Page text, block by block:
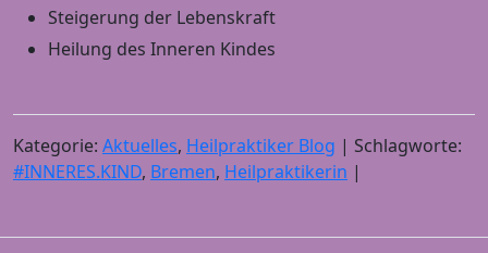
Steigerung der Lebenskraft
Heilung des Inneren Kindes
Kategorie: Aktuelles, Heilpraktiker Blog | Schlagworte:
#INNERES.KIND, Bremen, Heilpraktikerin |